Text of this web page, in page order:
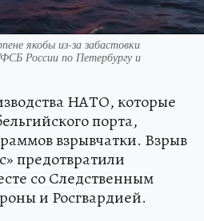
якобы из-за забастовки
России по Петербургу и
НАТО, которые
порта,
взрывчатки. Взрыв
предотвратили
со Следственным
и Росгвардией.